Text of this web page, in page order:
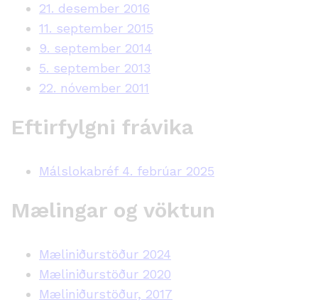
21. desember 2016
11. september 2015
9. september 2014
5. september 2013
22. nóvember 2011
Eftirfylgni frávika
Málslokabréf 4. febrúar 2025
Mælingar og vöktun
Mæliniðurstöður 2024
Mæliniðurstöður 2020
Mæliniðurstöður, 2017